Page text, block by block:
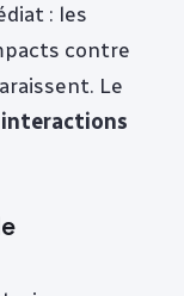
: les
contre
Le
interactions